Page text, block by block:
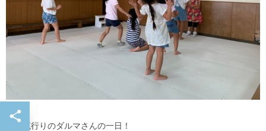
最近流行りのダルマさんの一日！